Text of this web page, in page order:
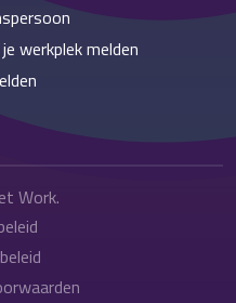
werkplek melden
Work.